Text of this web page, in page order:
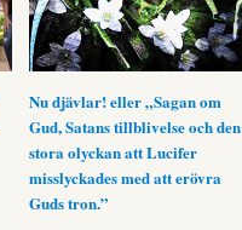
Nu djävlar! eller „Sagan om
Gud, Satans tillblivelse och den
stora olyckan att Lucifer
misslyckades med att erövra
Guds tron.”